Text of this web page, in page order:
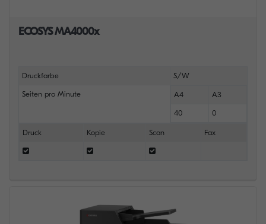
ECOSYS MA4000x
Druckfarbe S/W
Seiten pro Minute A4 A3
40 0
Druck Kopie Scan Fax